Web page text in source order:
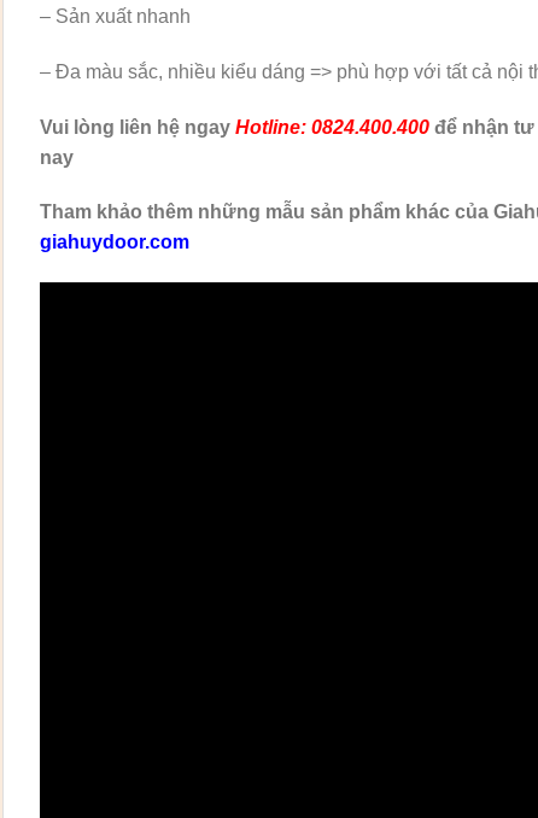
– Sản xuất nhanh
– Đa màu sắc, nhiều kiểu dáng => phù hợp với tất cả nội
Vui lòng liên hệ ngay Hotline: 0824.400.400để nhận tư
nay
Tham khảo thêm những mẫu sản phẩm khác của
giahuydoor.com